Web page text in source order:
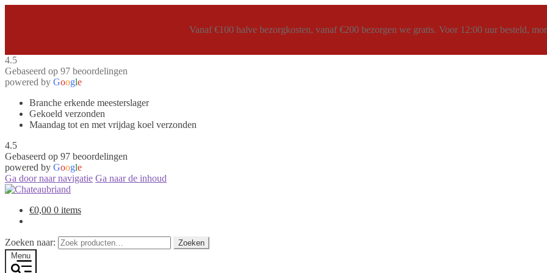
Vanaf €100 halve bezorgkosten, vanaf €200 bezorgen we gratis. Voor 12:00 uur besteld,
4.5
Gebaseerd op 97 beoordelingen
powered by Google
Branche erkende meesterslager
Gekoeld verzonden
Maandag tot en met vrijdag koel verzonden
4.5
Gebaseerd op 97 beoordelingen
powered by Google
Ga door naar navigatie Ga naar de inhoud
€0,00 0 items
Zoeken naar:
Zoeken
Menu